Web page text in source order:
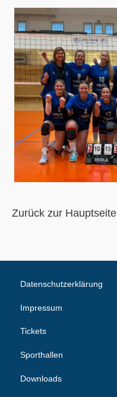
Zurück zur Hauptseite
Datenschutzerklärung
Impressum
Tickets
Sporthallen
Downloads